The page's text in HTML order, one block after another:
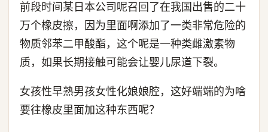
前段时间某日本公司呢召回了在我国出售的二十
万个橡皮擦，因为里面啊添加了一类非常危险的
物质邻苯二甲酸酯，这个呢是一种类雌激素物
质，如果长期接触可能会让婴儿尿道下裂。
女孩性早熟男孩女性化娘娘腔，这好端端的为啥
要往橡皮里面加这种东西呢？